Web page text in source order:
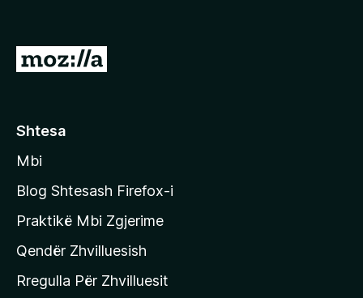
S
o
i
t
f
a
q
Shtesa
Mbi
Blog Shtesash Firefox-i
Praktikë Mbi Zgjerime
Qendër Zhvilluesish
Rregulla Për Zhvilluesit